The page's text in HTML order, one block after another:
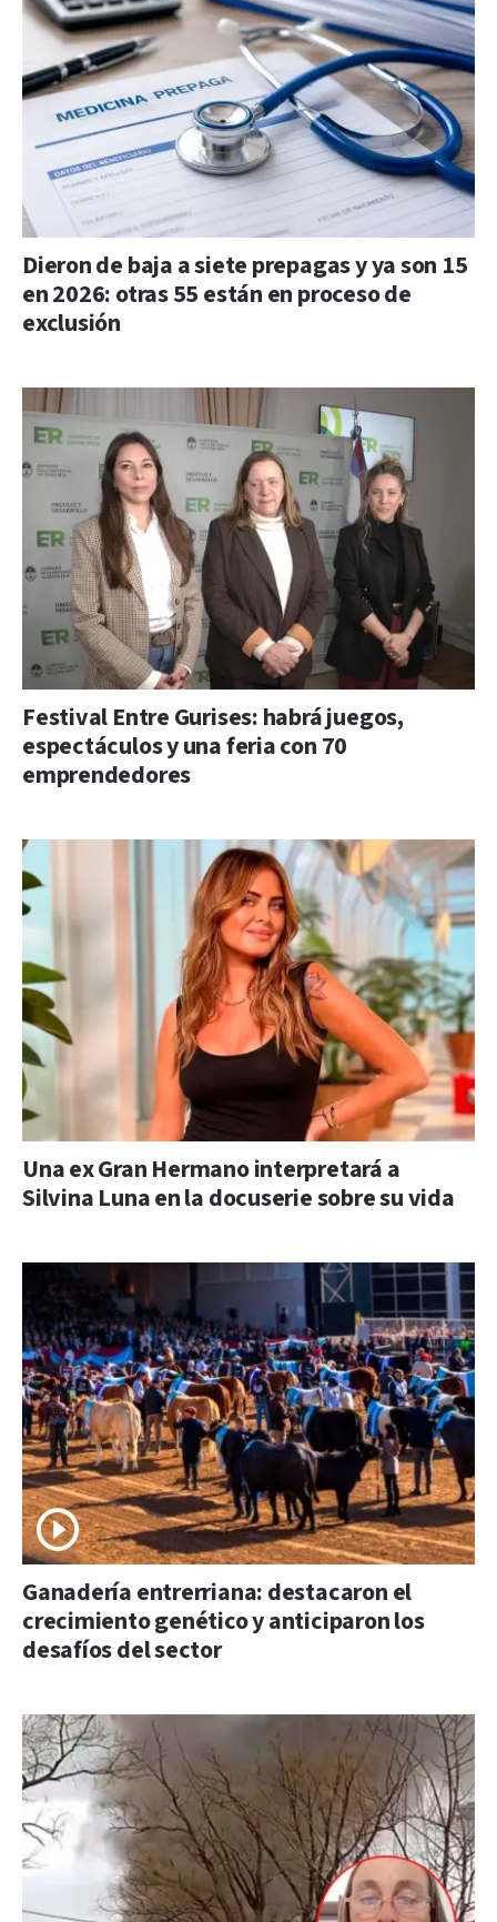
Dieron de baja a siete prepagas y ya son 15
en 2026: otras 55 están en proceso de
exclusión
Festival Entre Gurises: habrá juegos,
espectáculos y una feria con 70
emprendedores
Una ex Gran Hermano interpretará a
Silvina Luna en la docuserie sobre su vida
Ganadería entrerriana: destacaron el
crecimiento genético y anticiparon los
desafíos del sector